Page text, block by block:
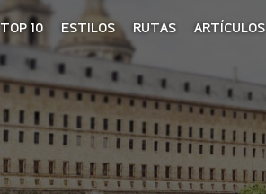
TOP 10 ESTILOS RUTAS ARTÍCULOS